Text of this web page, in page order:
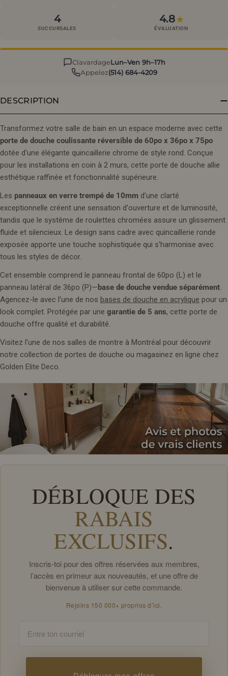
4
SUCCURSALES
4.8★
ÉVALUATION
ClavardageLun–Ven 9h–17h
Appelez(514) 684-4209
DESCRIPTION
Transformez votre salle de bain en un espace moderne avec cette
porte de douche coulissante réversible de 60po x 36po x 75po
dotée d'une élégante quincaillerie chrome de style rond. Conçue
pour les installations en coin à 2 murs, cette porte de douche allie
esthétique raffinée et fonctionnalité supérieure.
Les panneaux en verre trempé de 10mm d'une clarté
exceptionnelle créent une sensation d'ouverture et de luminosité,
tandis que le système de roulettes chromées assure un glissement
fluide et silencieux. Le design sans cadre avec quincaillerie ronde
exposée apporte une touche sophistiquée qui s'harmonise avec
tous les styles de décor.
Cet ensemble comprend le panneau frontal de 60po (L) et le
panneau latéral de 36po (P)— base de douche vendue séparément.
Agencez-le avec l'une de nos bases de douche en acrylique pour un
look complet. Protégée par une garantie de 5 ans, cette porte de
douche offre qualité et durabilité.
Visitez l'une de nos salles de montre à Montréal pour découvrir
notre collection de portes de douche ou magasinez en ligne chez
Golden Elite Deco.
DÉBLOQUE DES
RABAIS
EXCLUSIFS.
Inscris-toi pour des offres réservées aux membres,
l’accès en primeur aux nouveautés, et une offre de
bienvenue à utiliser sur cette commande.
Rejoins 150 000+ proprios d’ici.